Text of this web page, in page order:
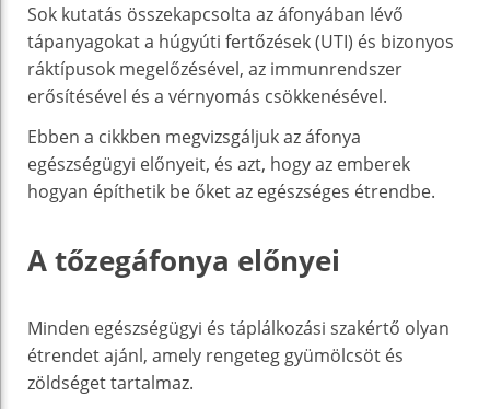
Sok kutatás összekapcsolta az áfonyában lévő
tápanyagokat a húgyúti fertőzések (UTI) és bizonyos
ráktípusok megelőzésével, az immunrendszer
erősítésével és a vérnyomás csökkenésével.
Ebben a cikkben megvizsgáljuk az áfonya
egészségügyi előnyeit, és azt, hogy az emberek
hogyan építhetik be őket az egészséges étrendbe.
A tőzegáfonya előnyei
Minden egészségügyi és táplálkozási szakértő olyan
étrendet ajánl, amely rengeteg gyümölcsöt és
zöldséget tartalmaz.